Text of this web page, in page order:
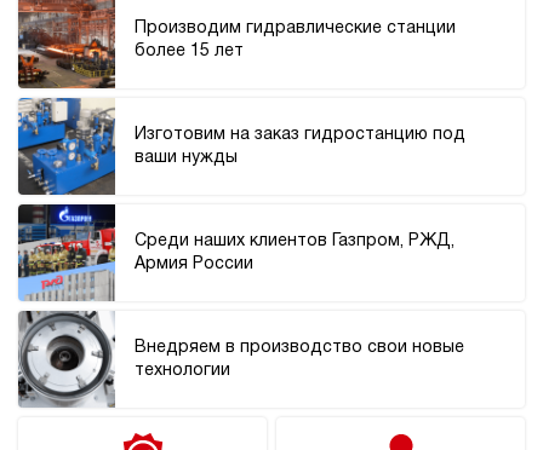
Производим гидравлические станции
более 15 лет
Изготовим на заказ гидростанцию под
ваши нужды
Среди наших клиентов Газпром, РЖД,
Армия России
Внедряем в производство свои новые
технологии